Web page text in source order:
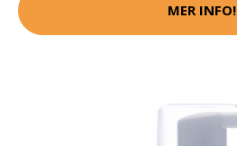
MER INFO!